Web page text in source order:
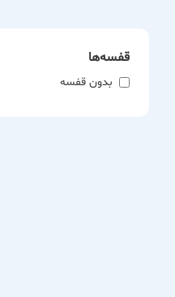
قفسه‌ها
بدون قفسه